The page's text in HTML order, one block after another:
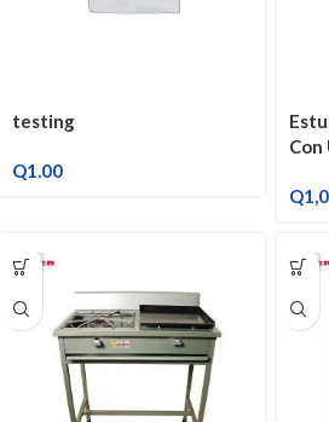
testing
Q1.00
Con
Q